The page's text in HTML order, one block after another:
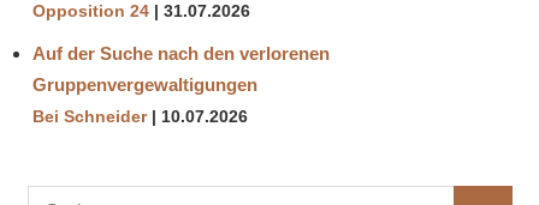
Opposition 24 31.07.2026
Auf der Suche nach den verlorenen
Gruppenvergewaltigungen
Bei Schneider 10.07.2026
Suchen